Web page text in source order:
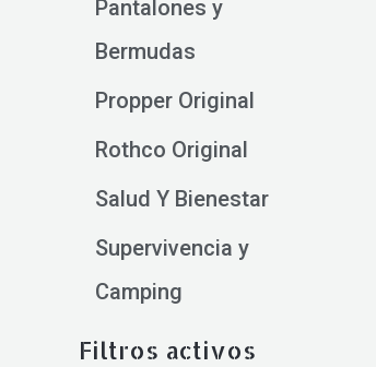
Pantalones y
Bermudas
Propper Original
Rothco Original
Salud Y Bienestar
Supervivencia y
Camping
Filtros activos